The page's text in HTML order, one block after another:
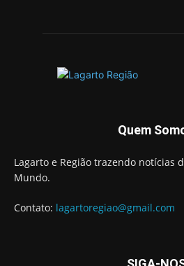
Quem
Lagarto e Região trazendo notícias
Mundo.
Contato: lagartoregiao@gmail.com